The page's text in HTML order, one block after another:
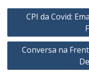
Navegação
Post
CPI da Covid:
Conversa na